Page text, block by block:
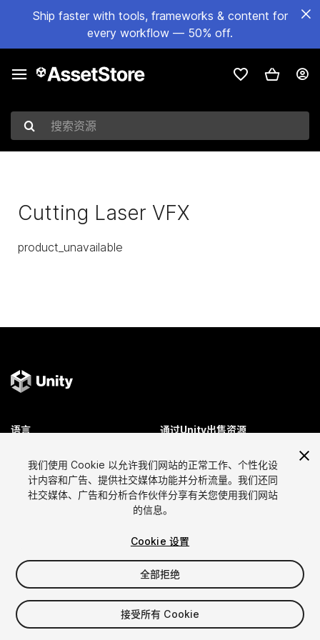
Ship faster with tools, frameworks & content for
every workflow — 50% off.
搜索资源
Cutting Laser VFX
product_unavailable
语言
简体中文
한국어
通过Unity出售资源
资源上传指南
资源商店工具
发布商登录
发现
最畅销资源
免费资源排行
Affiliate计划
成员资格
Link Maker
我们使用 Cookie 以允许我们网站的正常工作、个性化设
计内容和广告、提供社交媒体功能并分析流量。我们还同
社交媒体、广告和分析合作伙伴分享有关您使用我们网站
的信息。
Cookie 设置
全部拒绝
接受所有 Cookie